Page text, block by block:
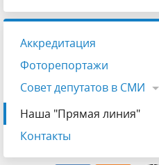
Аккредитация
Фоторепортажи
Совет депутатов в СМИ
Наша "Прямая линия"
Контакты